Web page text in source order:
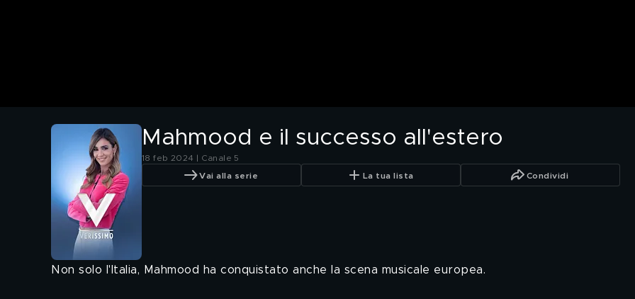
Mahmood e il successo all'estero
18 feb 2024 | Canale 5
Vai alla serie La tua lista Condividi
Non solo l'Italia, Mahmood ha conquistato anche la scena musicale europea.